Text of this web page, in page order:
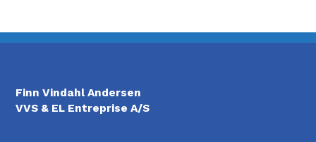
Finn Vindahl Andersen
VVS & EL Entreprise A/S